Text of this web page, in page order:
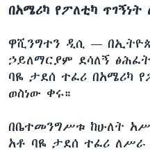
በአሜሪካ የፖለቲካ
ዋሺንግተን ዲሲ —
ኃይለማርያም ደሳለኝ
ባዬ ታደሰ ተፈሪ በአሜሪካ
ወስነው ቀሩ።
በቤተመንግሥቱ ከሁለት
አቶ ባዬ ታደሰ ተፈሪ ለሥራ